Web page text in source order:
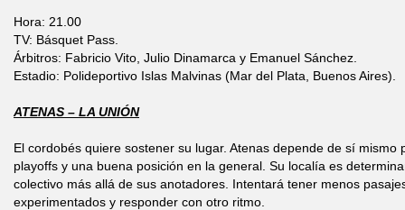
Hora: 21.00
TV: Básquet Pass.
Árbitros: Fabricio Vito, Julio Dinamarca y Emanuel Sánchez.
Estadio: Polideportivo Islas Malvinas (Mar del Plata, Buenos Aires).
ATENAS – LA UNIÓN
El cordobés quiere sostener su lugar. Atenas depende de sí mismo
playoffs y una buena posición en la general. Su localía es
colectivo más allá de sus anotadores. Intentará tener menos
experimentados y responder con otro ritmo.